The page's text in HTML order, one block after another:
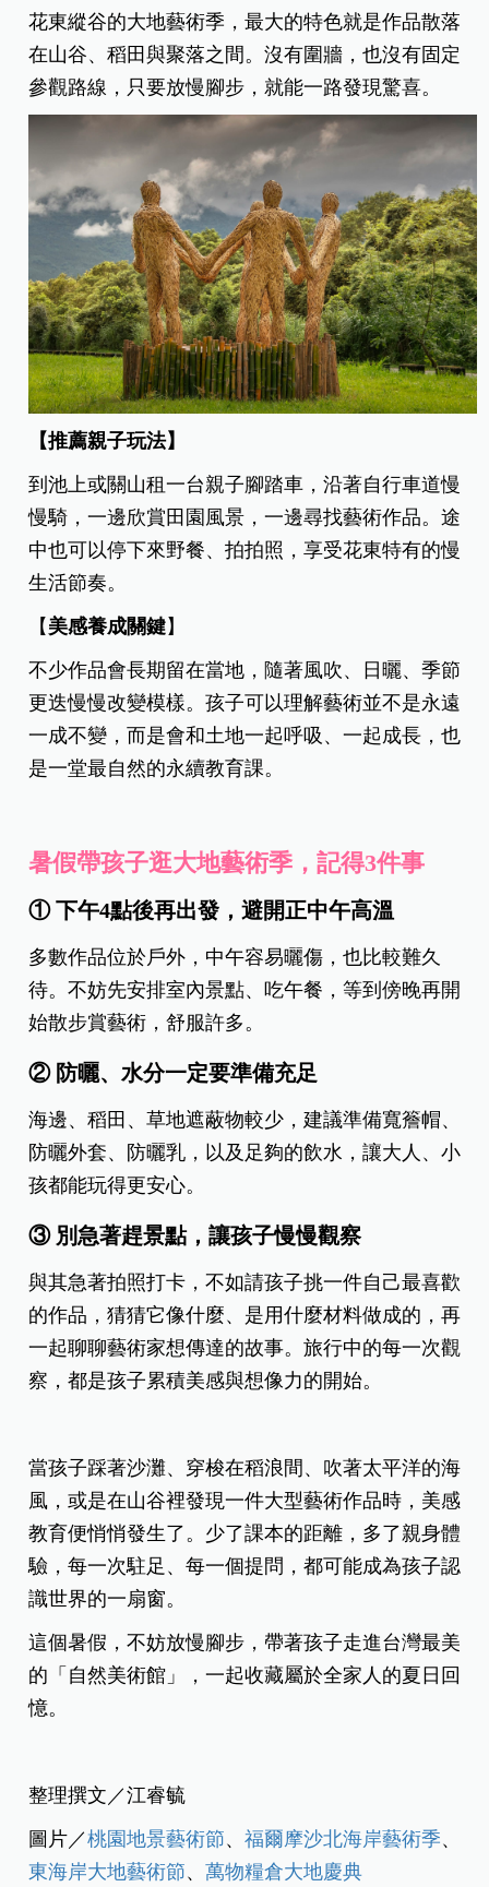
花東縱谷的大地藝術季，最大的特色就是作品散落
在山谷、稻田與聚落之間。沒有圍牆，也沒有固定
參觀路線，只要放慢腳步，就能一路發現驚喜。
【推薦親子玩法】
到池上或關山租一台親子腳踏車，沿著自行車道慢
慢騎，一邊欣賞田園風景，一邊尋找藝術作品。途
中也可以停下來野餐、拍拍照，享受花東特有的慢
生活節奏。
【 美感養成關鍵】
不少作品會長期留在當地，隨著風吹、日曬、季節
更迭慢慢改變模樣。孩子可以理解藝術並不是永遠
一成不變，而是會和土地一起呼吸、一起成長，也
是一堂最自然的永續教育課。
暑假帶孩子逛大地藝術季，記得3件事
① 下午4點後再出發，避開正中午高溫
多數作品位於戶外，中午容易曬傷，也比較難久
待。不妨先安排室內景點、吃午餐，等到傍晚再開
始散步賞藝術，舒服許多。
② 防曬、水分一定要準備充足
海邊、稻田、草地遮蔽物較少，建議準備寬簷帽、
防曬外套、防曬乳，以及足夠的飲水，讓大人、小
孩都能玩得更安心。
③ 別急著趕景點，讓孩子慢慢觀察
與其急著拍照打卡，不如請孩子挑一件自己最喜歡
的作品，猜猜它像什麼、是用什麼材料做成的，再
一起聊聊藝術家想傳達的故事。旅行中的每一次觀
察，都是孩子累積美感與想像力的開始。
當孩子踩著沙灘、穿梭在稻浪間、吹著太平洋的海
風，或是在山谷裡發現一件大型藝術作品時，美感
教育便悄悄發生了。少了課本的距離，多了親身體
驗，每一次駐足、每一個提問，都可能成為孩子認
識世界的一扇窗。
這個暑假，不妨放慢腳步，帶著孩子走進台灣最美
的「自然美術館」，一起收藏屬於全家人的夏日回
憶。
整理撰文／江睿毓
圖片／桃園地景藝術節、福爾摩沙北海岸藝術季、
東海岸大地藝術節、萬物糧倉大地慶典